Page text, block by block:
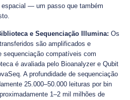
— um passo que também
e Sequenciação Illumina: Os
são amplificados e
sequenciação compatíveis com
é avaliada pelo Bioanalyzer e Qubit
A profundidade de sequenciação
25.000–50.000 leituras por bin
1–2 mil milhões de